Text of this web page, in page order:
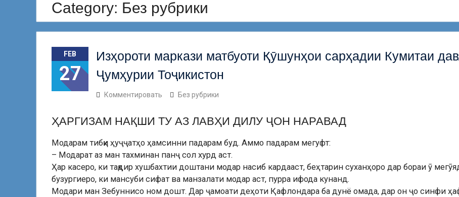
РӮЗИ ПРЕЗИДЕНТИ ҶУМҲУРИИ
ТОҶИКИСТОН – ОМИЛИ ВАҲДАТ, СУБОТ
Рўзи Президенти Ҷумҳурии Тоҷикистон
– омили муҳими иттиҳоду сарҷамъии
сокинони кишвар аст
Табрикоти директори ДИС ДДТТ, н.и.и.,
дотсент Ҷалилзода А.А. ба муносибати
31-умин солгарди Конститутсияи
Конференсияи ҷумҳуриявии илмӣ-амалӣ
рақамикунонӣ дар бонкдории муосир”
Category: Без рубрики
FEB
27
Изҳороти маркази матбуоти Қӯшунҳои сарҳадии Кумитаи
Ҷумҳурии Тоҷикистон
Комментировать Без рубрики
ҲАРГИЗАМ НАҚШИ ТУ АЗ ЛАВҲИ ДИЛУ ҶОН НАРАВАД
Модарам тибқи ҳуҷҷатҳо ҳамсинни падарам буд. Аммо падарам мегуфт:
– Модарат аз ман тахминан панҷ сол хурд аст.
Ҳар касеро, ки тақдир хушбахтии доштани модар насиб кардааст, беҳтарин суханҳоро дар бораи ӯ
бузургиеро, ки мансуби сифат ва манзалати модар аст, пурра ифода кунанд.
Модари ман Зебуннисо ном дошт. Дар ҷамоати деҳоти Қафлондара ба дунё омада, дар он ҷо синфи